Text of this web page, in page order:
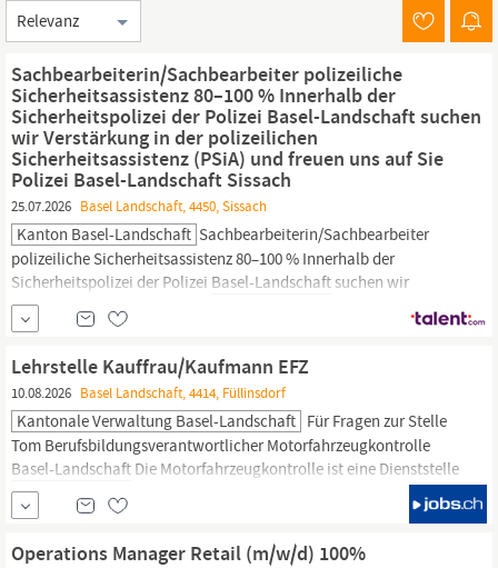
Sortierung
Sachbearbeiterin/Sachbearbeiter polizeiliche
Sicherheitsassistenz 80–100 % Innerhalb der
Sicherheitspolizei der Polizei Basel-Landschaft suchen
wir Verstärkung in der polizeilichen
Sicherheitsassistenz (PSiA) und freuen uns auf Sie
Polizei Basel-Landschaft Sissach
25.07.2026 Basel Landschaft, 4450, Sissach
Kanton Basel-Landschaft Sachbearbeiterin/Sachbearbeiter
polizeiliche Sicherheitsassistenz 80–100 % Innerhalb der
Sicherheitspolizei der Polizei Basel-Landschaft suchen wir
Verstärkung in der polizeilichen Sicherheitsassistenz (PSiA) und
freuen uns auf Sie Polizei
November 2026 oder nach Vereinbarung Ihre Verantwortung
Erledigung...
Lehrstelle Kauffrau/Kaufmann EFZ
10.08.2026 Basel Landschaft, 4414, Füllinsdorf
Kantonale Verwaltung Basel-Landschaft Für Fragen zur Stelle
Tom Berufsbildungsverantwortlicher Motorfahrzeugkontrolle
Basel-Landschaft Die Motorfahrzeugkontrolle ist eine Dienststelle
der Sicherheitsdirektion
Sie ist zuständig für
die Zulassung von Personen und Fahrzeugen zum Strassenverkehr
Zu den...
Operations Manager Retail (m/w/d) 100%